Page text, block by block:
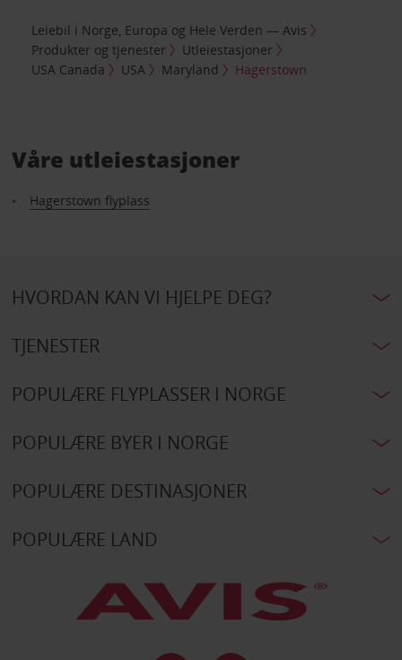
Leiebil i Norge, Europa og Hele Verden — Avis
Produkter og tjenester
Utleiestasjoner
USA Canada
USA Maryland Hagerstown
Våre utleiestasjoner
Hagerstown flyplass
HVORDAN KAN VI HJELPE DEG?
TJENESTER
POPULÆRE FLYPLASSER I NORGE
POPULÆRE BYER I NORGE
POPULÆRE DESTINASJONER
POPULÆRE LAND